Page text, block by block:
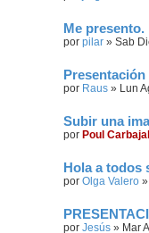
Me presento.
por pilar » Sab
Presentación
por Raus » Lun
Subir una
por Poul Carbajal
Hola a todos
por Olga Valero »
por Jesús » Mar